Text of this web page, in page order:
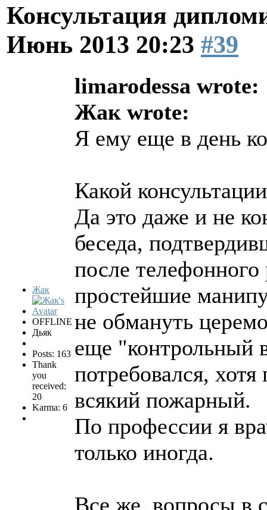
Консультация
Июнь 2013 20:23 #39
Жак
OFFLINE
Дьяк
Posts: 163
Thank
you
received:
20
Karma: 6
limarodessa wrote:
Жак wrote:
Я ему еще в день
Какой
Да это даже и не
беседа,
после
простейшие
не обмануть
еще "контрольный
потребовался,
всякий пожарный.
По профессии я
только иногда.
Все же, вопросы в